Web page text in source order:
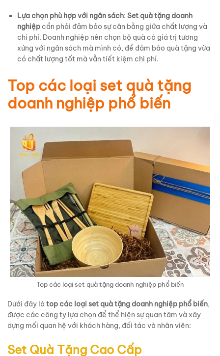
Lựa chọn phù hợp với ngân sách: Set quà tặng doanh
nghiệp cần phải đảm bảo sự cân bằng giữa chất lượng và
chi phí. Doanh nghiệp nên chọn bộ quà có giá trị tương
xứng với ngân sách mà mình có, để đảm bảo quà tặng vừa
có chất lượng tốt mà vẫn tiết kiệm chi phí.
Top các loại set quà tặng
doanh nghiệp phổ biến
Top các loại set quà tặng doanh nghiệp phổ biến
Dưới đây là top các loại set quà tặng doanh nghiệp phổ biến,
được các công ty lựa chọn để thể hiện sự quan tâm và xây
dựng mối quan hệ với khách hàng, đối tác và nhân viên:
Set Quà Tặng Cao Cấp